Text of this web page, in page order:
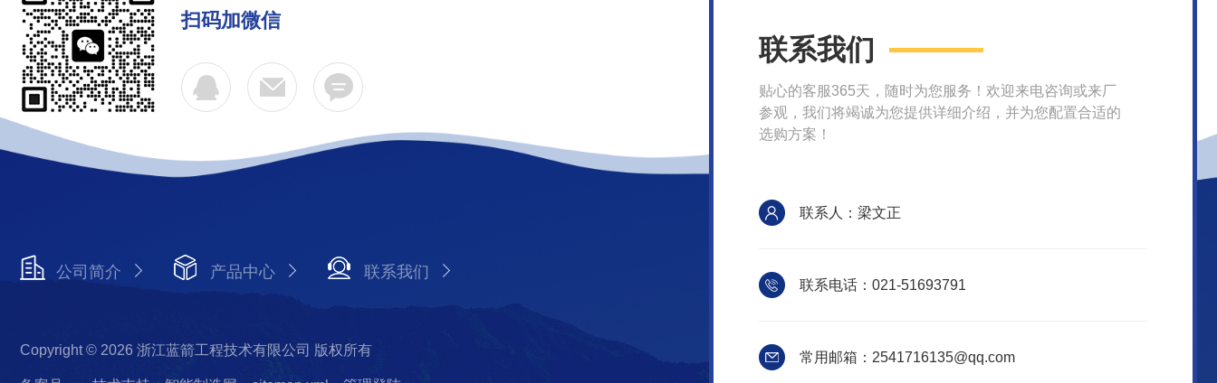
扫码加微信
公司简介 产品中心 联系我们
Copyright © 2026 浙江蓝箭工程技术有限公司 版权所有
联系我们
贴心的客服365天，随时为您服务！欢迎来电咨询或来厂
参观，我们将竭诚为您提供详细介绍，并为您配置合适的
选购方案！
联系人：梁文正
联系电话：021-51693791
常用邮箱：2541716135@qq.com